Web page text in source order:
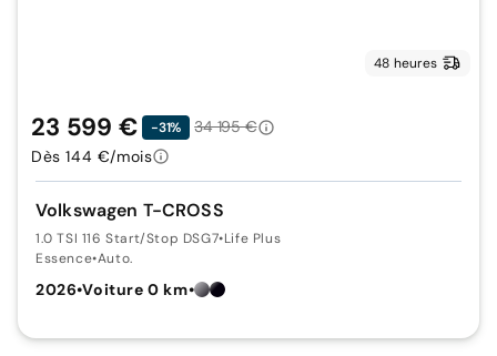
48 heures
Volkswagen T-CROSS
1.0 TSI 116 Start/Stop DSG7•Life Plus
Essence•Auto.
2026•Voiture 0 km•
23 599 € -31%
34 195 €
Dès 144 €/mois